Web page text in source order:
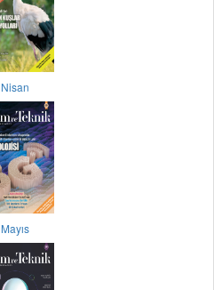
Nisan
Mayıs